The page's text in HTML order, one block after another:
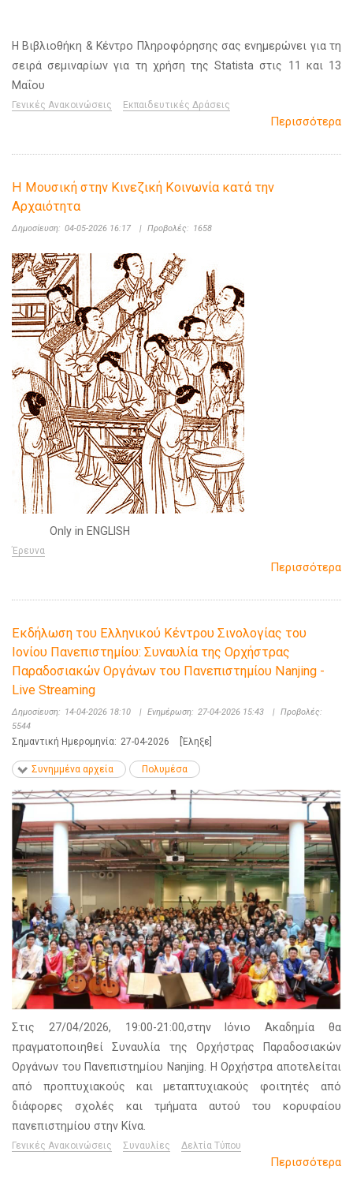
Η Βιβλιοθήκη & Κέντρο Πληροφόρησης σας ενημερώνει για τη
σειρά σεμιναρίων για τη χρήση της Statista στις 11 και 13
Μαΐου
Γενικές Ανακοινώσεις Εκπαιδευτικές Δράσεις
Περισσότερα
Η Μουσική στην Κινεζική Κοινωνία κατά την
Αρχαιότητα
Δημοσίευση: 04-05-2026 16:17 | Προβολές: 1658
Only in ENGLISH
Έρευνα
Περισσότερα
Εκδήλωση του Ελληνικού Κέντρου Σινολογίας του
Ιονίου Πανεπιστημίου: Συναυλία της Ορχήστρας
Παραδοσιακών Οργάνων του Πανεπιστημίου Nanjing -
Live Streaming
Δημοσίευση: 14-04-2026 18:10 | Ενημέρωση: 27-04-2026 15:43 | Προβολές:
5544
Σημαντική Ημερομηνία: 27-04-2026 [Έληξε]
Συνημμένα αρχεία Πολυμέσα
Στις 27/04/2026, 19:00-21:00,στην Ιόνιο Ακαδημία θα
πραγματοποιηθεί Συναυλία της Ορχήστρας Παραδοσιακών
Οργάνων του Πανεπιστημίου Nanjing. Η Ορχήστρα αποτελείται
από προπτυχιακούς και μεταπτυχιακούς φοιτητές από
διάφορες σχολές και τμήματα αυτού του κορυφαίου
πανεπιστημίου στην Κίνα.
Γενικές Ανακοινώσεις Συναυλίες Δελτία Τύπου
Περισσότερα